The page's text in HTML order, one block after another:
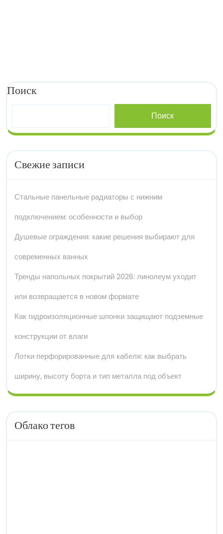
Поиск
Поиск
Свежие записи
Стальные панельные радиаторы с нижним
подключением: особенности и выбор
Душевые ограждения: какие решения выбирают для
современных ванных
Тренды напольных покрытий 2026: линолеум уходит
или возвращается в новом формате
Как гидроизоляционные шпонки защищают подземные
конструкции от влаги
Лотки перфорированные для кабеля: как выбрать
ширину, высоту борта и тип металла под объект
Облако тегов